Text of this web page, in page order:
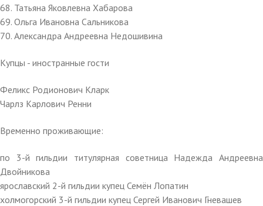
68. Татьяна Яковлевна Хабарова
69. Ольга Ивановна Сальникова
70. Александра Андреевна Недошивина
Купцы - иностранные гости
Феликс Родионович Кларк
Чарлз Карлович Ренни
Временно проживающие:
по 3-й гильдии титулярная советница Надежда Андреевна
Двойникова
ярославский 2-й гильдии купец Семён Лопатин
холмогорский 3-й гильдии купец Сергей Иванович Гневашев